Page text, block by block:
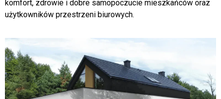
każdy klient mógł cieszyć się schludnym i higienicznym
wnętrzem. Dla nas sprzątanie to nie tylko estetyka, ale także
użytkowników przestrzeni biurowych.